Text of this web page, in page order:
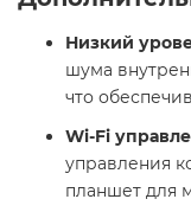
Низкий
шума
что
Wi-Fi
управления
планшет для